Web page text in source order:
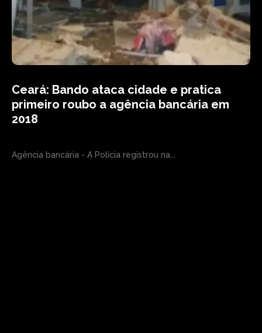
Ceará: Bando ataca cidade e pratica
primeiro roubo a agência bancária em
2018
Agência bancária - A Polícia registrou na...